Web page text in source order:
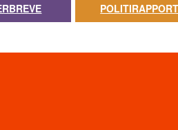
POLITIRAPPORT